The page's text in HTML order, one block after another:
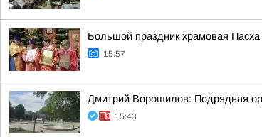
Большой праздник храмовая
15:57
Дмитрий Ворошилов: Подрядная
15:43